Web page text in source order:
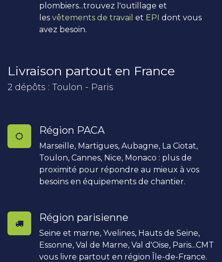
plombiers...trouvez l'outillage et
les vêtements de travail et EPI dont vous
avez besoin.
Livraison partout en France
2 dépôts : Toulon - Paris
Région PACA
Marseille, Martigues, Aubagne, La Ciotat,
Toulon, Cannes, Nice, Monaco : plus de
proximité pour répondre au mieux à vos
besoins en équipements de chantier.
Région parisienne
Seine et marne, Yvelines, Hauts de Seine,
Essonne, Val de Marne, Val d'Oise, Paris...CMT
vous livre partout en région Île-de-France.